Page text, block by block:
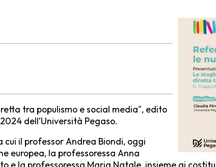
tra populismo e social media", edito
dell’Università Pegaso.
il professor Andrea Biondi, oggi
europea, la professoressa Anna